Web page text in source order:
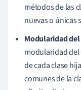
métodos de las
nuevas o únicas
Modularidad del
modularidad
de cada clase
comunes de la